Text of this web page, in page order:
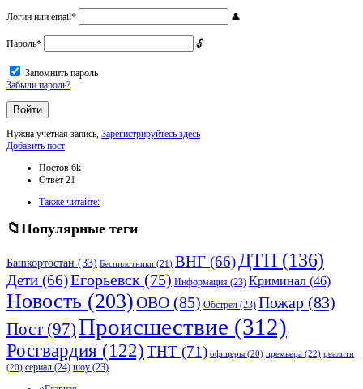
Логин или email*
Пароль*
Запомнить пароль
Забыли пароль?
Нужна учетная запись, Зарегистрируйтесь здесь
Боковая
Добавить пост
Статистика
Постов 6k
Ответ 21
Также читайте:
Популярные теги
Башкортостан (33) Беспилотники (21) ВНГ (66) ДТП (136)
Дети (66)Егорьевск (75) Информация (23) Криминал (46)
Новость (203)ОВО (85) Обстрел (23) Пожар (83)
Пост (97)Происшествие (312)
Росгвардия (122)ТНТ (71) офицеры (20) премьера (22) реалити
(20) сериал (24) шоу (23)